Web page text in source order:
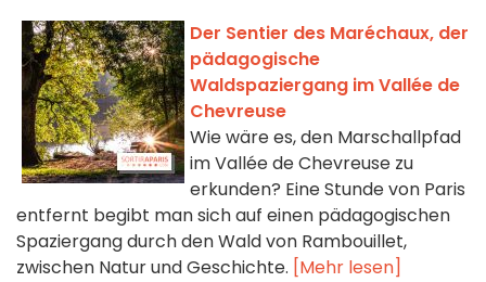
Der Sentier des Maréchaux, der
pädagogische
Waldspaziergang im Vallée de
Chevreuse
Wie wäre es, den Marschallpfad
im Vallée de Chevreuse zu
erkunden? Eine Stunde von Paris
entfernt begibt man sich auf einen pädagogischen
Spaziergang durch den Wald von Rambouillet,
zwischen Natur und Geschichte. [Mehr lesen]